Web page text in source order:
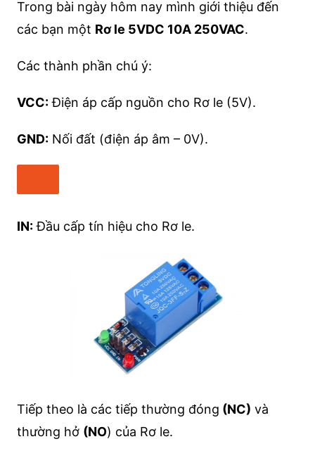
Trong bài ngày hôm nay mình giới thiệu đến
các bạn một Rơ le 5VDC 10A 250VAC.
Các thành phần chú ý:
VCC:Điện áp cấp nguồn cho Rơ le (5V).
GND:Nối đất (điện áp âm – 0V).
IN:Đầu cấp tín hiệu cho Rơ le.
Tiếp theo là các tiếp thường đóng (NC) và
thường hở (NO) của Rơ le.